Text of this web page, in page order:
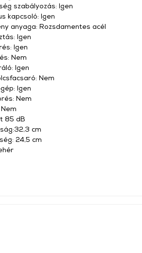
szabályozás: Igen
kapcsoló: Igen
anyaga: Rozsdamentes acél
Igen
Igen
Nem
Igen
Nem
Igen
Nem
85 dB
cm
24,5 cm